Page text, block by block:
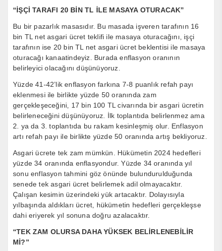
“İŞÇİ TARAFI 20 BİN TL İLE MASAYA OTURACAK”
Bu bir pazarlık masasıdır. Bu masada işveren tarafının 16
bin TL net asgari ücret teklifi ile masaya oturacağını, işçi
tarafının ise 20 bin TL net asgari ücret beklentisi ile masaya
oturacağı kanaatindeyiz. Burada enflasyon oranının
belirleyici olacağını düşünüyoruz.
Yüzde 41-42’lik enflasyon farkına 7-8 puanlık refah payı
eklenmesi ile birlikte yüzde 50 oranında zam
gerçekleşeceğini, 17 bin 100 TL civarında bir asgari ücretin
belirleneceğini düşünüyoruz. İlk toplantıda belirlenmez ama
2. ya da 3. toplantıda bu rakam kesinleşmiş olur. Enflasyon
artı refah payı ile birlikte yüzde 50 oranında artış bekliyoruz.
Asgari ücrete tek zam mümkün. Hükümetin 2024 hedefleri
yüzde 34 oranında enflasyondur. Yüzde 34 oranında yıl
sonu enflasyon tahmini göz önünde bulundurulduğunda
senede tek asgari ücret belirlemek adil olmayacaktır.
Çalışan kesimin üzerindeki yük artacaktır. Dolayısıyla
yılbaşında aldıkları ücret, hükümetin hedefleri gerçekleşse
dahi eriyerek yıl sonuna doğru azalacaktır.
“TEK ZAM OLURSA DAHA YÜKSEK BELİRLENEBİLİR
Mİ?”